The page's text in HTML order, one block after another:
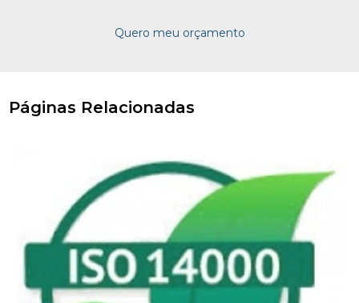
Quero meu orçamento
Páginas Relacionadas